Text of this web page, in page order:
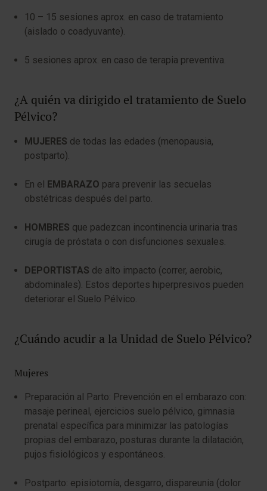
10 – 15 sesiones aprox. en caso de tratamiento
(aislado o coadyuvante).
5 sesiones aprox. en caso de terapia preventiva.
¿A quién va dirigido el tratamiento de Suelo
Pélvico?
MUJERES de todas las edades (menopausia,
postparto).
En el EMBARAZO para prevenir las secuelas
obstétricas después del parto.
HOMBRES que padezcan incontinencia urinaria tras
cirugía de próstata o con disfunciones sexuales.
DEPORTISTAS de alto impacto (correr, aerobic,
abdominales). Estos deportes hiperpresivos pueden
deteriorar el Suelo Pélvico.
¿Cuándo acudir a la Unidad de Suelo Pélvico?
Mujeres
Preparación al Parto: Prevención en el embarazo con:
masaje perineal, ejercicios suelo pélvico, gimnasia
prenatal específica para minimizar las patologías
propias del embarazo, posturas durante la dilatación,
pujos fisiológicos y espontáneos.
Postparto: episiotomía, desgarro, dispareunia (dolor